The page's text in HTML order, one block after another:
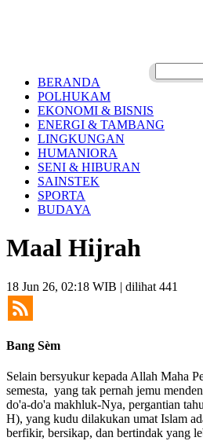
BERANDA
POLHUKAM
EKONOMI & BISNIS
ENERGI & TAMBANG
LINGKUNGAN
HUMANIORA
SENI & HIBURAN
SAINSTEK
SPORTA
BUDAYA
Maal Hijrah
18 Jun 26, 02:18 WIB | dilihat 441
Bang Sèm
Selain bersyukur kepada Allah Maha
semesta, yang tak pernah jemu
do'a-do'a makhluk-Nya, pergantian
H), yang kudu dilakukan umat Islam
berfikir, bersikap, dan bertindak yang